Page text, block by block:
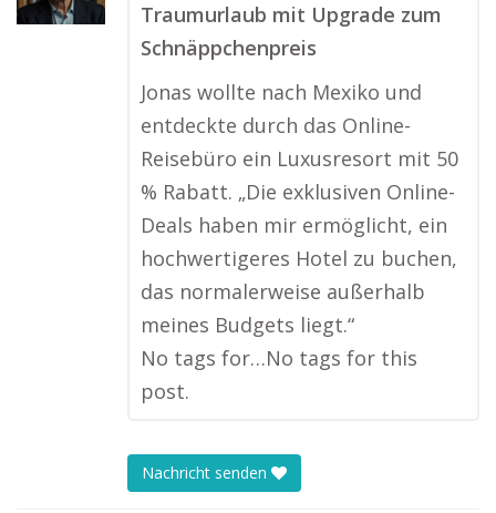
Traumurlaub mit Upgrade zum
Schnäppchenpreis
Jonas wollte nach Mexiko und
entdeckte durch das Online-
Reisebüro ein Luxusresort mit 50
% Rabatt. „Die exklusiven Online-
Deals haben mir ermöglicht, ein
hochwertigeres Hotel zu buchen,
das normalerweise außerhalb
meines Budgets liegt.“
No tags for…No tags for this
post.
Nachricht senden